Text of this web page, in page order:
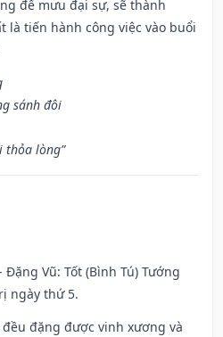
để mưu đại sự, sẽ thành
là tiến hành công việc vào buổi
sánh đôi
thỏa lòng”
Đặng Vũ: Tốt (Bình Tú) Tướng
ngày thứ 5.
đều đặng được vinh xương và